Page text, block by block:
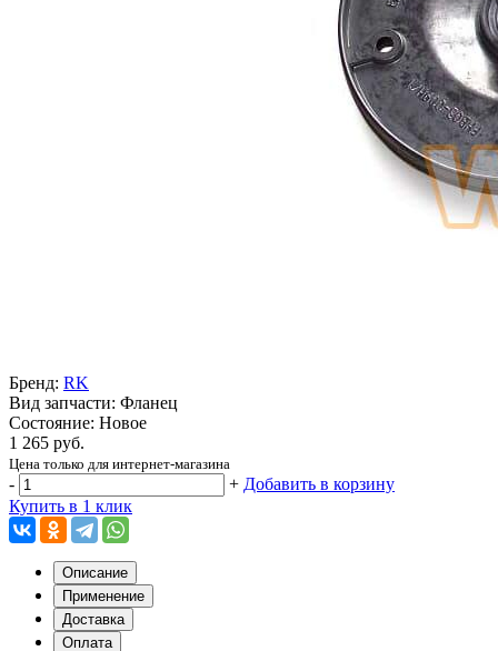
Бренд: RK
Вид запчасти: Фланец
Состояние: Новое
1 265 руб.
Цена только для интернет-магазина
- + Добавить в корзину
Купить в 1 клик
Описание
Применение
Доставка
Оплата